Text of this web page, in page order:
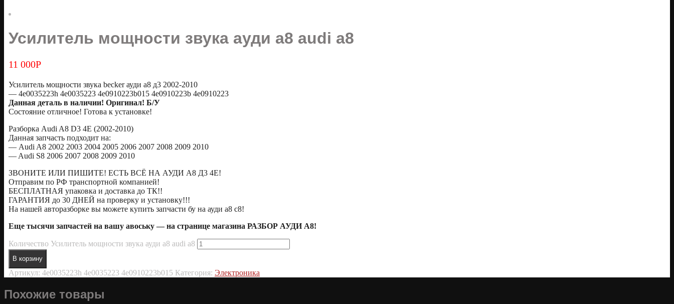
Усилитель мощности звука ауди а8 audi a8
11 000Р
Усилитель мощности звука becker ауди а8 д3 2002-2010
— 4e0035223h 4e0035223 4e0910223b015 4e0910223b 4e0910223
Данная деталь в наличии! Оригинал! Б/У
Состояние отличное! Готова к установке!
Разборка Audi A8 D3 4E (2002-2010)
Данная запчасть подходит на:
— Audi A8 2002 2003 2004 2005 2006 2007 2008 2009 2010
— Audi S8 2006 2007 2008 2009 2010
ЗВОНИТЕ ИЛИ ПИШИТЕ! ЕСТЬ ВСЁ НА АУДИ А8 Д3 4Е!
Отправим по РФ транспортной компанией!
БЕСПЛАТНАЯ упаковка и доставка до ТК!!
ГАРАНТИЯ до 30 ДНЕЙ на проверку и установку!!!
На нашей авторазборке вы можете купить запчасти бу на ауди а8 с8!
Еще тысячи запчастей на вашу авоську — на странице магазина РАЗБОР АУДИ А8!
Количество Усилитель мощности звука ауди а8 audi a8
В корзину
Артикул: 4e0035223h 4e0035223 4e0910223b015 Категория: Электроника
Похожие товары